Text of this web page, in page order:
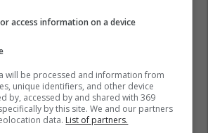
access information on a device
will be processed and information from
unique identifiers, and other device
by, accessed by and shared with 369
by this site. We and our partners
data. List of partners.